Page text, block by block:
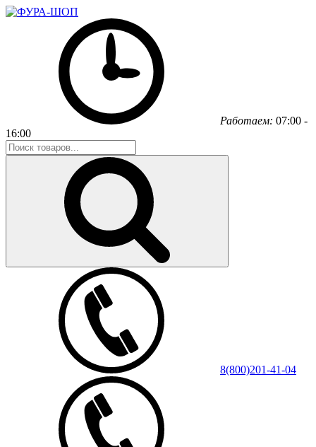
Работаем: 07:00 -
16:00
8(800)201-41-04